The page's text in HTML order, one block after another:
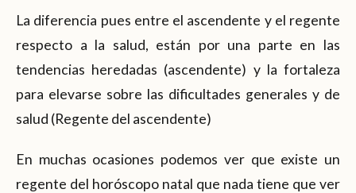
La diferencia pues entre el ascendente y el regente
respecto a la salud, están por una parte en las
tendencias heredadas (ascendente) y la fortaleza
para elevarse sobre las dificultades generales y de
salud (Regente del ascendente)
En muchas ocasiones podemos ver que existe un
regente del horóscopo natal que nada tiene que ver